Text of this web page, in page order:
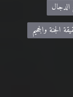
الدجال
الجنة والجحيم